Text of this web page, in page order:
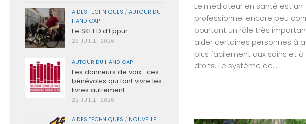
Le médiateur en santé est un
professionnel encore peu
pourtant un rôle très
aider certaines personnes à
plus facilement aux soins et à
droits. Le système de...
AIDES TECHNIQUES / AUTOUR DU
HANDICAP
Le SKEED d’Eppur
29 JUILLET 2026
AUTOUR DU HANDICAP
Les donneurs de voix : ces
bénévoles qui font vivre les
livres autrement
22 JUILLET 2026
AIDES TECHNIQUES / NOUVELLE